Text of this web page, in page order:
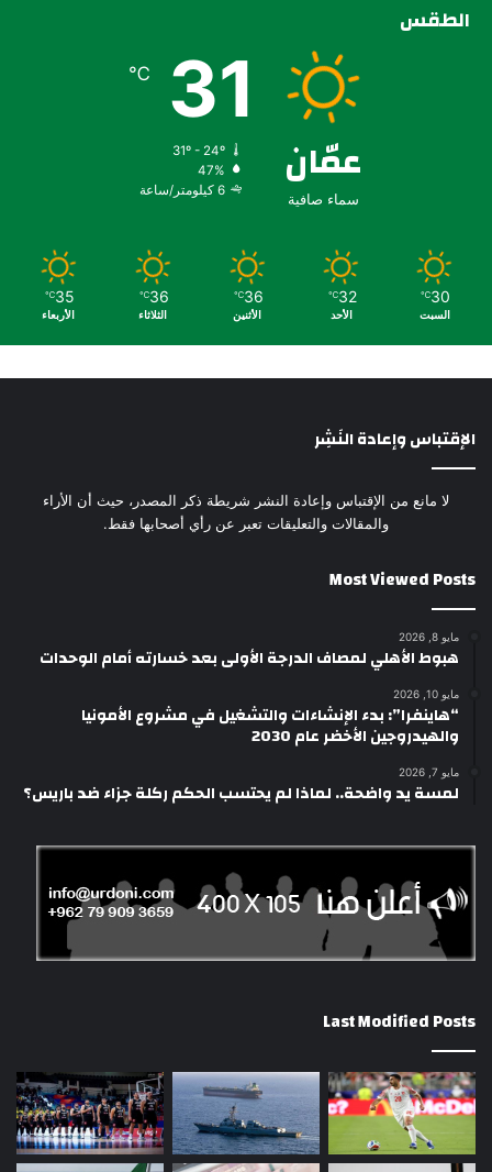
الطقس
عمّان
سماء صافية
31
℃
31º - 24º
47%
6 كيلومتر/ساعة
30
℃
السبت
32
℃
الأحد
36
℃
الأثنين
36
℃
الثلاثاء
35
℃
الأربعاء
الإقتباس وإعادة النَشِر
لا مانع من الإقتباس وإعادة النشر شريطة ذكر المصدر، حيث أن الأراء
والمقالات والتعليقات تعبر عن رأي أصحابها فقط.
Most Viewed Posts
مايو 8, 2026
هبوط الأهلي لمصاف الدرجة الأولى بعد خسارته أمام الوحدات
مايو 10, 2026
“هاينفرا”: بدء الإنشاءات والتشغيل في مشروع الأمونيا
والهيدروجين الأخضر عام 2030
مايو 7, 2026
لمسة يد واضحة.. لماذا لم يحتسب الحكم ركلة جزاء ضد باريس؟
Last Modified Posts